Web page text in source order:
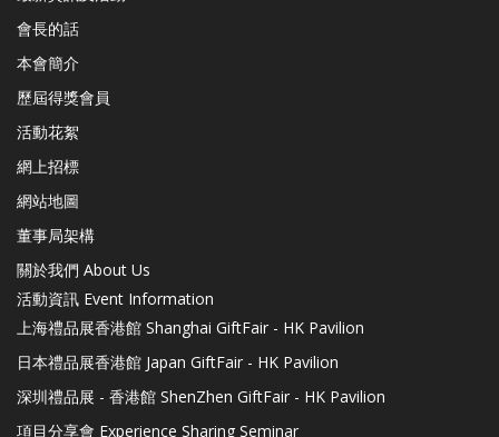
會長的話
本會簡介
歷屆得獎會員
活動花絮
網上招標
網站地圖
董事局架構
關於我們 About Us
活動資訊 Event Information
上海禮品展香港館 Shanghai GiftFair - HK Pavilion
日本禮品展香港館 Japan GiftFair - HK Pavilion
深圳禮品展 - 香港館 ShenZhen GiftFair - HK Pavilion
項目分享會 Experience Sharing Seminar